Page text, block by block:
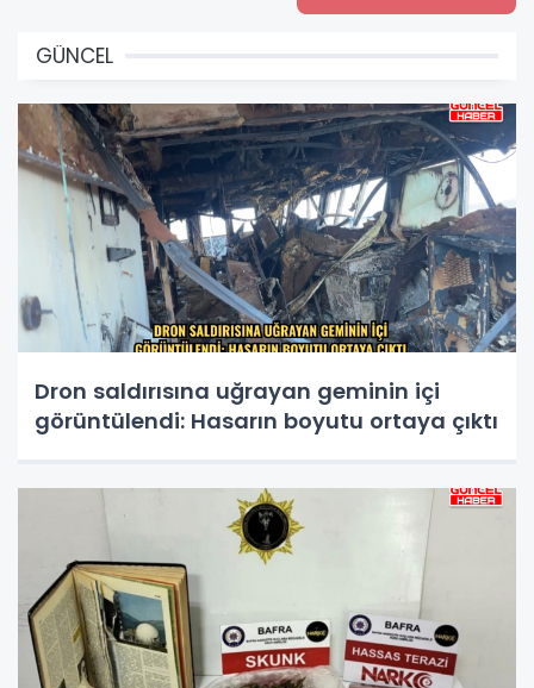
GÜNCEL
Dron saldırısına uğrayan geminin içi
görüntülendi: Hasarın boyutu ortaya çıktı